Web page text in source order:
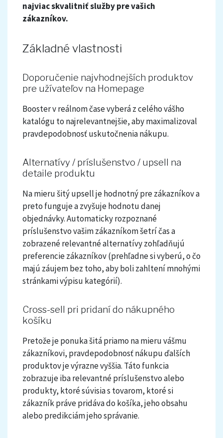
najviac skvalitniť služby pre vašich
zákazníkov.
Základné vlastnosti
Doporučenie najvhodnejších produktov
pre užívateľov na Homepage
Booster v reálnom čase vyberá z celého vášho
katalógu to najrelevantnejšie, aby maximalizoval
pravdepodobnosť uskutočnenia nákupu.
Alternatívy / príslušenstvo / upsell na
detaile produktu
Na mieru šitý upsell je hodnotný pre zákazníkov a
preto funguje a zvyšuje hodnotu danej
objednávky. Automaticky rozpoznané
príslušenstvo vašim zákazníkom šetrí čas a
zobrazené relevantné alternatívy zohľadňujú
preferencie zákazníkov (prehľadne si vyberú, o čo
majú záujem bez toho, aby boli zahltení mnohými
stránkami výpisu kategórií).
Cross-sell pri pridaní do nákupného
košíku
Pretože je ponuka šitá priamo na mieru vášmu
zákazníkovi, pravdepodobnosť nákupu ďalších
produktov je výrazne vyššia. Táto funkcia
zobrazuje iba relevantné príslušenstvo alebo
produkty, ktoré súvisia s tovarom, ktoré si
zákazník práve pridáva do košíka, jeho obsahu
alebo predikciám jeho správanie.